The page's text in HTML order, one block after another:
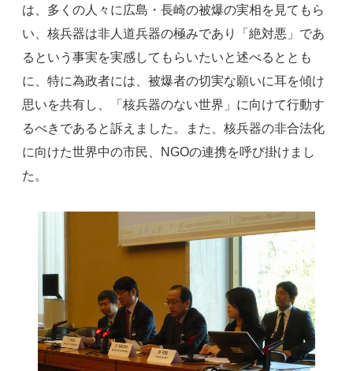
は、多くの人々に広島・長崎の被爆の実相を見てもら
い、核兵器は非人道兵器の極みであり「絶対悪」であ
るという事実を実感してもらいたいと述べるととも
に、特に為政者には、被爆者の切実な願いに耳を傾け
思いを共有し、「核兵器のない世界」に向けて行動す
るべきであると訴えました。また、核兵器の非合法化
に向けた世界中の市民、NGOの連携を呼び掛けまし
た。